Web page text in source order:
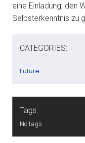
eine Einladung, den
Selbsterkenntnis zu
CATEGORIES:
Future
Tags:
No tags